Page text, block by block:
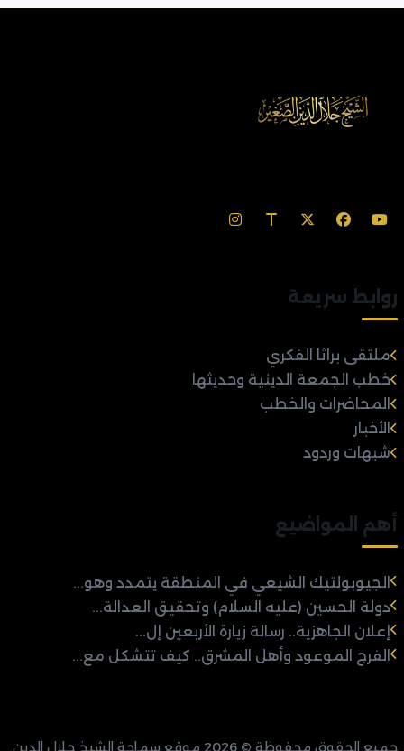
روابط سريعة
ملتقى براثا الفكري
خطب الجمعة الدينية وحديثها
المحاضرات والخطب
الأخبار
شبهات وردود
أهم المواضيع
الجيوبولتيك الشيعي في المنطقة يتمدد وهو...
دولة الحسين (عليه السلام) وتحقيق العدالة...
إعلان الجاهزية.. رسالة زيارة الأربعين إل...
الفرج الموعود وأهل المشرق.. كيف تتشكل مع...
جميع الحقوق محفوظة © 2026 موقع سماحة الشيخ جلال الدين